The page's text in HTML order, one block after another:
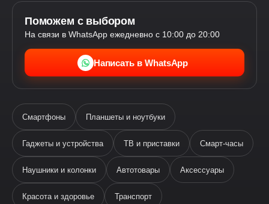
Поможем с выбором
На связи в WhatsApp ежедневно с 10:00 до 20:00
Написать в WhatsApp
Смартфоны Планшеты и ноутбуки
Гаджеты и устройства ТВ и приставки Смарт-часы
Наушники и колонки Автотовары Аксессуары
Красота и здоровье Транспорт
виртуальный помощник